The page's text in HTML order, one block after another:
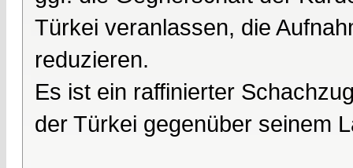
Türkei veranlassen, die
reduzieren.
Es ist ein raffinierter
der Türkei gegenüber seinem